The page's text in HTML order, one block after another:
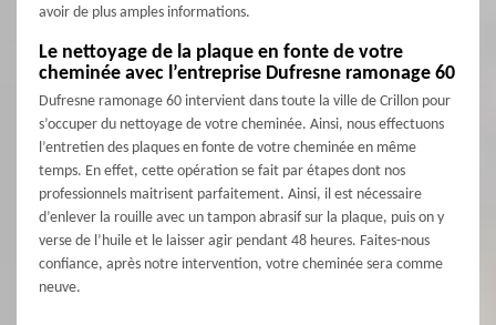
avoir de plus amples informations.
Le nettoyage de la plaque en fonte de votre
cheminée avec l’entreprise Dufresne ramonage 60
Dufresne ramonage 60 intervient dans toute la ville de Crillon pour
s’occuper du nettoyage de votre cheminée. Ainsi, nous effectuons
l’entretien des plaques en fonte de votre cheminée en même
temps. En effet, cette opération se fait par étapes dont nos
professionnels maitrisent parfaitement. Ainsi, il est nécessaire
d’enlever la rouille avec un tampon abrasif sur la plaque, puis on y
verse de l’huile et le laisser agir pendant 48 heures. Faites-nous
confiance, après notre intervention, votre cheminée sera comme
neuve.